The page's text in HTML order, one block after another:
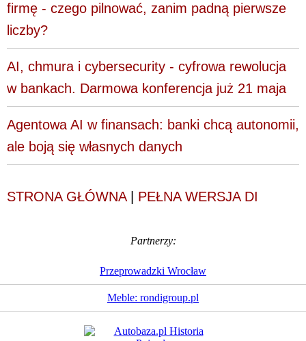
firmę - czego pilnować, zanim padną pierwsze
liczby?
AI, chmura i cybersecurity - cyfrowa rewolucja
w bankach. Darmowa konferencja już 21 maja
Agentowa AI w finansach: banki chcą autonomii,
ale boją się własnych danych
STRONA GŁÓWNA| PEŁNA WERSJA DI
Partnerzy:
Przeprowadzki Wrocław
Meble: rondigroup.pl